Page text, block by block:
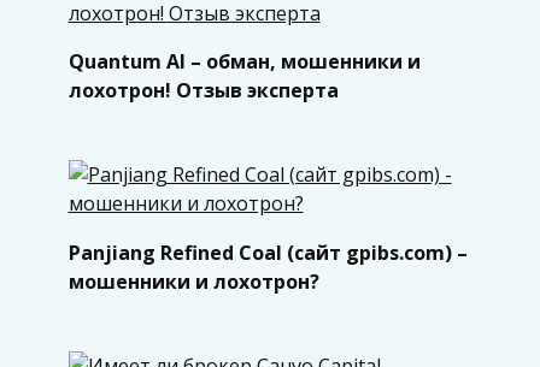
Quantum AI – обман, мошенники и
лохотрон! Отзыв эксперта
Panjiang Refined Coal (сайт gpibs.com) –
мошенники и лохотрон?